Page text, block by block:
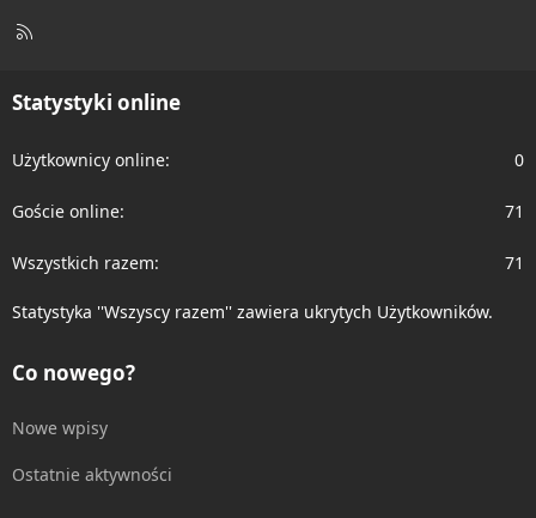
R
Statystyki online
Użytkownicy online 0
Goście online 71
Wszystkich razem 71
Statystyka ''Wszyscy razem'' zawiera ukrytych Użytkowników.
Co nowego?
Nowe wpisy
Ostatnie aktywności